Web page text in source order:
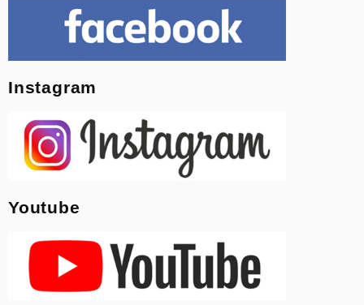
Instagram
Youtube